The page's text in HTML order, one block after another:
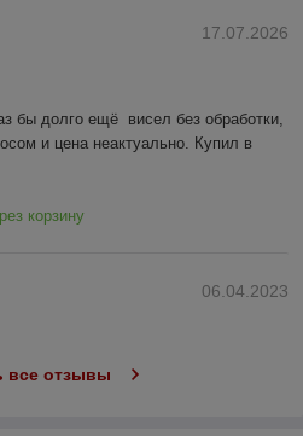
17.07.2026
бы долго ещё  висел без обработки,
и цена неактуально. Купил в
корзину
06.04.2023
все отзывы